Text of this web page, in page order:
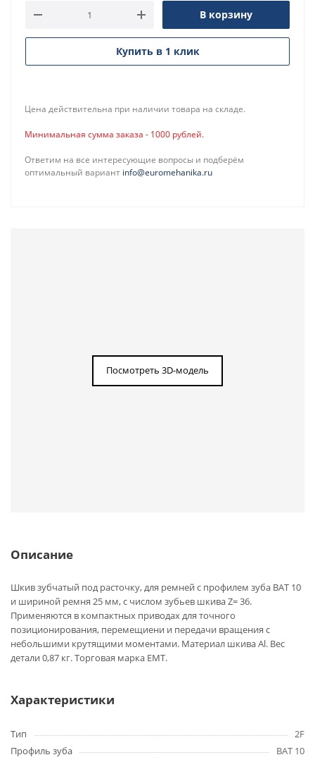
В корзину
Купить в 1 клик
Цена действительна при наличии товара на складе.
Минимальная сумма заказа - 1000 рублей.
Ответим на все интересующие вопросы и подберём
оптимальный вариант info@euromehanika.ru
Посмотреть 3D-модель
Описание
Шкив зубчатый под расточку, для ремней с профилем зуба BAT 10
и шириной ремня 25 мм, с числом зубьев шкива Z= 36.
Применяются в компактных приводах для точного
позиционирования, перемещиени и передачи вращения с
небольшими крутящими моментами. Материал шкива Al. Вес
детали 0,87 кг. Торговая марка EMT.
Характеристики
Тип
2F
Профиль зуба
BAT 10